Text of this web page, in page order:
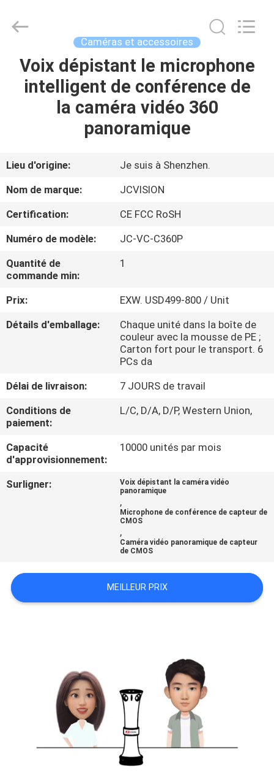
MAISON
À
PROPOS
NOUS
DE
L'USINE
DE
LA
QUALITÉ
NOUS
CONTACTER
LES
AFFAIRES
Interactive
Technology
Reserved.
Caméras et accessoires
Voix dépistant le microphone
intelligent de conférence de
la caméra vidéo 360
panoramique
Lieu d'origine:
Je suis à Shenzhen.
Nom de marque:
JCVISION
Certification:
CE FCC RoSH
Numéro de modèle:
JC-VC-C360P
Quantité de
commande min:
1
Prix:
EXW. USD499-800 / Unit
Détails d'emballage:
Chaque unité dans la boîte de
couleur avec la mousse de PE ;
Carton fort pour le transport. 6
PCs da
Délai de livraison:
7 JOURS de travail
Conditions de
paiement:
L/C, D/A, D/P, Western Union,
Capacité
d'approvisionnement:
10000 unités par mois
Surligner:
Voix dépistant la caméra vidéo
panoramique
,
Microphone de conférence de capteur de
CMOS
,
Caméra vidéo panoramique de capteur
de CMOS
MEILLEUR PRIX